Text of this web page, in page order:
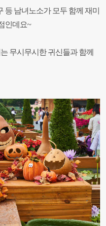
등 남녀노소가 모두 함께 재미
인데요~
무시무시한 귀신들과 함께